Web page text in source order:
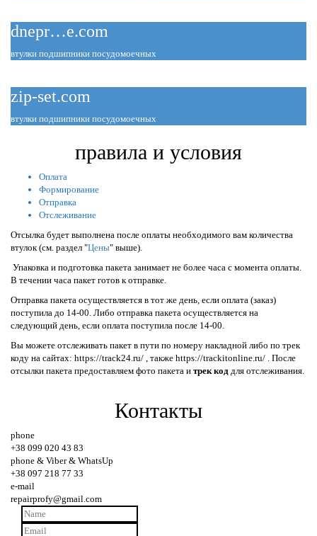
dnepr…e.com
втулки подшипники посудомоечных
zip-set.com
втулки подшипники посудомоечных
правила и условия
Оплата
Формирование
Отправка
Отслеживание
Отсылка будет выполнена после оплаты необходимого вам количества
втулок (см. раздел "Цены" выше).
Упаковка и подготовка пакета занимает не более часа с момента оплаты.
В течении часа пакет готов к отправке.
Отправка пакета осуществляется в тот же день, если оплата (заказ)
поступила до 14-00. Либо отправка пакета осуществляется на
следующий день, если оплата поступила после 14-00.
Вы можете отслеживать пакет в пути по номеру накладной либо по трек
коду на сайтах: https://track24.ru/ , также https://trackitonline.ru/ . После
отсылки пакета предоставляем фото пакета и трек код для отслеживания.
Контакты
phone
+38 099 020 43 83
phone & Viber & WhatsUp
+38 097 218 77 33
e-mail
repairprofy@gmail.com